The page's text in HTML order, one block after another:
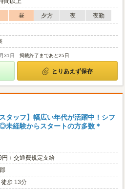
昼 夕方 夜
夜勤
31日 掲載終了まであと25日
とりあえず保存
スタッフ】幅広い年代が活躍中！シフ
未経験からスタートの方多数＊
＋交通費規定支給
歩 13分